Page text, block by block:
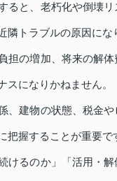
ると、老朽化や倒壊
隣トラブルの原因にな
担の増加、将来の解
スになりかねません。
、建物の状態、税金
把握することが重要で
けるのか」「活用・